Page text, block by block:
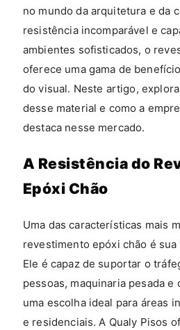
no mundo da arquitetura e da
resistência incomparável e
ambientes sofisticados, o
oferece uma gama de
do visual. Neste artigo,
desse material e como a
destaca nesse mercado.
A Resistência do
Epóxi Chão
Uma das características mais
revestimento epóxi chão é
Ele é capaz de suportar o
pessoas, maquinaria pesada
uma escolha ideal para áreas
e residenciais. A Qualy Pisos